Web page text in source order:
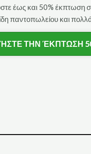
έως και 50% έκπτωση
παντοπωλείου και
ΤΗΝ ΈΚΠΤΩΣΗ